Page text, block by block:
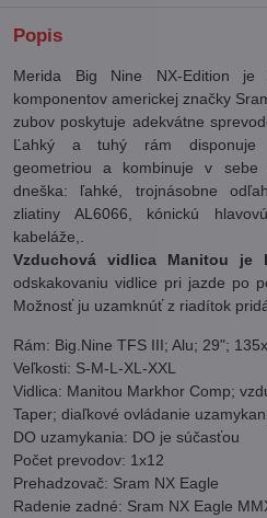
Popis
Merida Big Nine NX-Edition je
komponentov americkej značky
zubov poskytuje adekvátne
Ľahký a tuhý rám disponuje
geometriou a kombinuje v sebe
dneška: ľahké, trojnásobne
zliatiny AL6066, kónickú
kabeláže,.
Vzduchová vidlica Manitou je
odskakovaniu vidlice pri jazde po
Možnosť ju uzamknúť z riadítok
Rám: Big.Nine TFS III; Alu; 29";
Veľkosti: S-M-L-XL-XXL
Vidlica: Manitou Markhor Comp;
Taper; diaľkové ovládanie
DO uzamykania: DO je súčasťou
Počet prevodov: 1x12
Prehadzovač: Sram NX Eagle
Radenie zadné: Sram NX Eagle